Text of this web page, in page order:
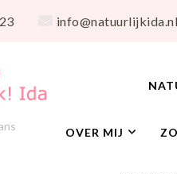
info@natuurlijkida.nl
OVER MIJ